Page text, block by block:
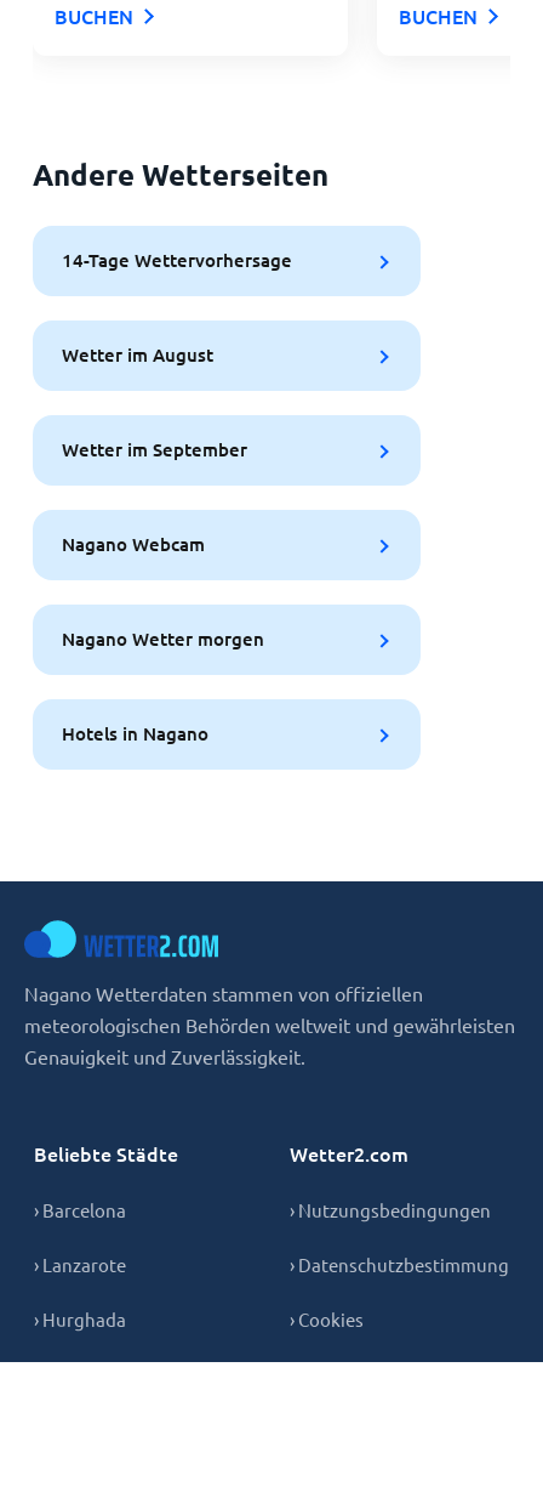
BUCHEN BUCHEN
Andere Wetterseiten
14-Tage Wettervorhersage
Wetter im August
Wetter im September
Nagano Webcam
Nagano Wetter morgen
Hotels in Nagano
Nagano Wetterdaten stammen von offiziellen
meteorologischen Behörden weltweit und gewährleisten
Genauigkeit und Zuverlässigkeit.
Beliebte Städte
› Barcelona
› Lanzarote
› Hurghada
Wetter2.com
› Nutzungsbedingungen
› Datenschutzbestimmung
› Cookies